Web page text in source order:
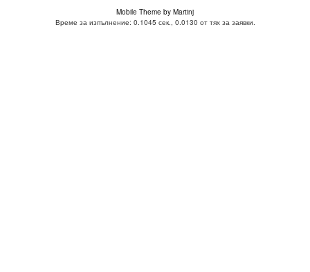
Mobile Theme by Martinj
Време за изпълнение: 0.1045 сек., 0.0130 от тях за заявки.